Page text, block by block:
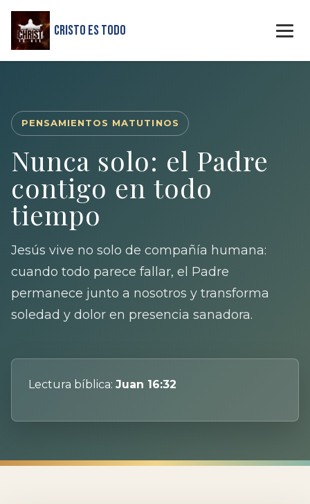
Cristo Es Todo
PENSAMIENTOS MATUTINOS
Nunca solo: el Padre
contigo en todo
tiempo
Jesús vive no solo de compañía humana:
cuando todo parece fallar, el Padre
permanece junto a nosotros y transforma
soledad y dolor en presencia sanadora.
Lectura bíblica: Juan 16:32